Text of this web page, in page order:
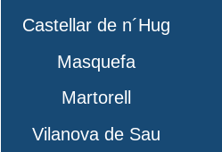
Castellar de n´Hug
Masquefa
Martorell
Vilanova de Sau